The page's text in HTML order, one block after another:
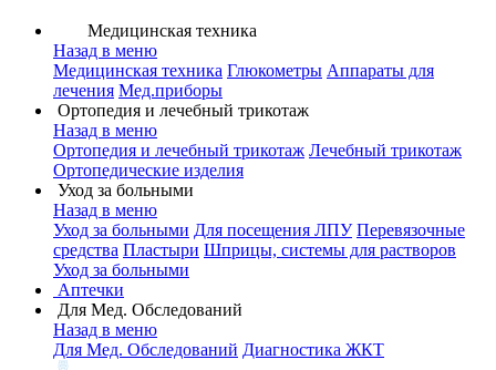
Медицинская техника
Назад в меню
Медицинская техника Глюкометры Аппараты для
лечения Мед.приборы
Ортопедия и лечебный трикотаж
Назад в меню
Ортопедия и лечебный трикотаж Лечебный трикотаж
Ортопедические изделия
Уход за больными
Назад в меню
Уход за больными Для посещения ЛПУ Перевязочные
средства Пластыри Шприцы, системы для растворов
Уход за больными
Аптечки
Для Мед. Обследований
Назад в меню
Для Мед. Обследований Диагностика ЖКТ